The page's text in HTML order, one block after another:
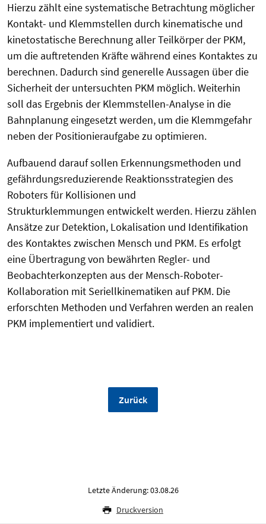
Hierzu zählt eine systematische Betrachtung möglicher
Kontakt- und Klemmstellen durch kinematische und
kinetostatische Berechnung aller Teilkörper der PKM,
um die auftretenden Kräfte während eines Kontaktes zu
berechnen. Dadurch sind generelle Aussagen über die
Sicherheitder untersuchten PKM möglich. Weiterhin
soll das Ergebnis der Klemmstellen-Analyse in die
Bahnplanung eingesetzt werden, um die Klemmgefahr
neben der Positionieraufgabe zu optimieren.
Aufbauend darauf sollen Erkennungsmethoden und
gefährdungsreduzierende Reaktionsstrategien des
Roboters für Kollisionen und
Strukturklemmungen entwickelt werden. Hierzu zählen
Ansätze zur Detektion, Lokalisation und Identifikation
des Kontaktes zwischen Mensch und PKM. Es erfolgt
eine Übertragung von bewährten Regler- und
Beobachterkonzepten aus der Mensch-Roboter-
Kollaboration mit Seriellkinematiken auf PKM. Die
erforschten Methoden und Verfahren werden an realen
PKM implementiert und validiert.
Zurück
Letzte Änderung: 03.08.26
Druckversion